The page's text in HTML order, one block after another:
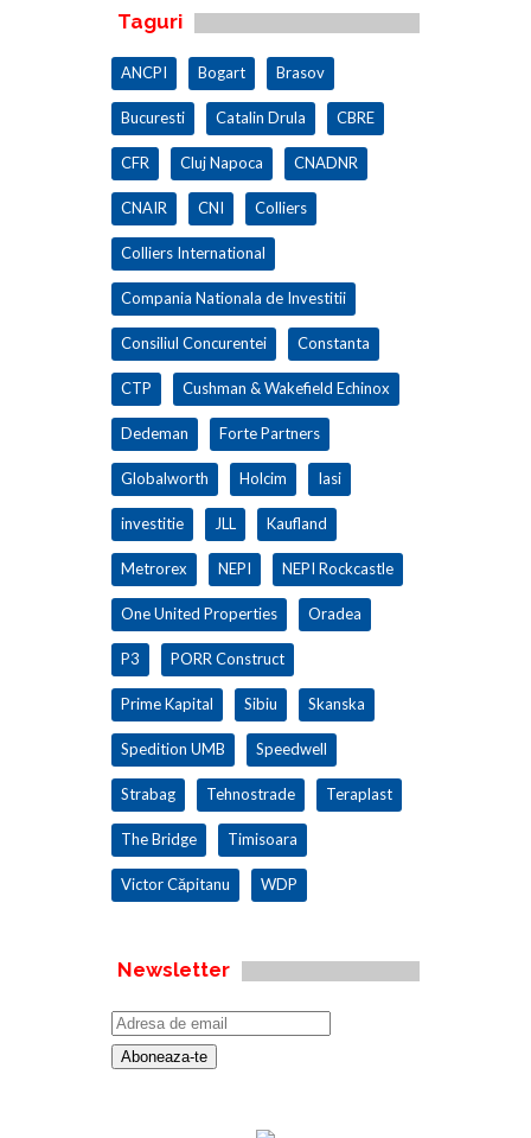
Taguri
ANCPI Bogart Brasov
Bucuresti Catalin Drula CBRE
CFR Cluj Napoca CNADNR
CNAIR CNI Colliers
Colliers International
Compania Nationala de Investitii
Consiliul Concurentei Constanta
CTP Cushman & Wakefield Echinox
Dedeman Forte Partners
Globalworth Holcim Iasi
investitie JLL Kaufland
Metrorex NEPI NEPI Rockcastle
One United Properties Oradea
P3 PORR Construct
Prime Kapital Sibiu Skanska
Spedition UMB Speedwell
Strabag Tehnostrade Teraplast
The Bridge Timisoara
Victor Căpitanu WDP
Newsletter